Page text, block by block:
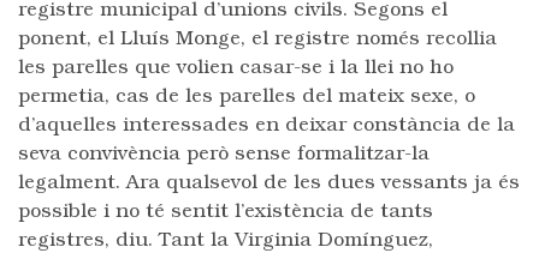
registre municipal d’unions civils. Segons el
ponent, el Lluís Monge, el registre només recollia
les parelles que volien casar-se i la llei no ho
permetia, cas de les parelles del mateix sexe, o
d’aquelles interessades en deixar constància de la
seva convivència però sense formalitzar-la
legalment. Ara qualsevol de les dues vessants ja és
possible i no té sentit l’existència de tants
registres, diu. Tant la Virginia Domínguez,